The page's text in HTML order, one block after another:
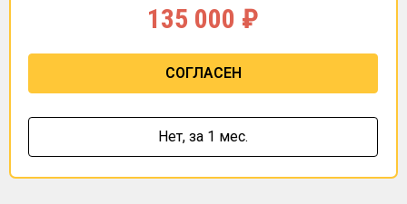
135 000 ₽
СОГЛАСЕН
Нет, за 1 мес.